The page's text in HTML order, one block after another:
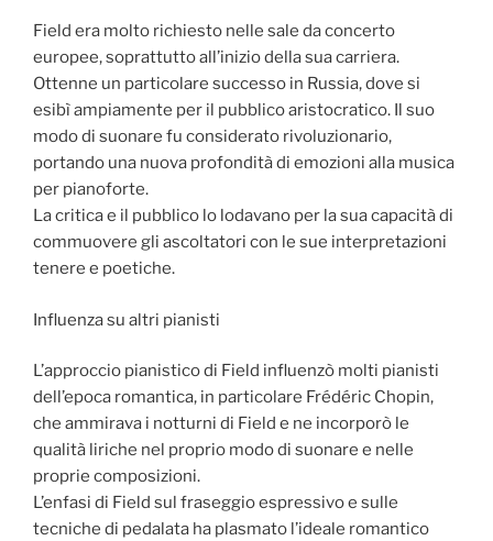
Field era molto richiesto nelle sale da concerto
europee, soprattutto all’inizio della sua carriera.
Ottenne un particolare successo in Russia, dove si
esibì ampiamente per il pubblico aristocratico. Il suo
modo di suonare fu considerato rivoluzionario,
portando una nuova profondità di emozioni alla musica
per pianoforte.
La critica e il pubblico lo lodavano per la sua capacità di
commuovere gli ascoltatori con le sue interpretazioni
tenere e poetiche.
Influenza su altri pianisti
L’approccio pianistico di Field influenzò molti pianisti
dell’epoca romantica, in particolare Frédéric Chopin,
che ammirava i notturni di Field e ne incorporò le
qualità liriche nel proprio modo di suonare e nelle
proprie composizioni.
L’enfasi di Field sul fraseggio espressivo e sulle
tecniche di pedalata ha plasmato l’ideale romantico